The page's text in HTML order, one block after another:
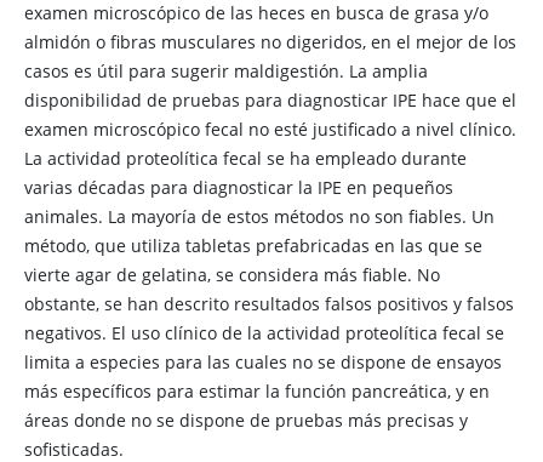
examen microscópico de las heces en busca de grasa y/o
almidón o fibras musculares no digeridos, en el mejor de los
casos es útil para sugerir maldigestión. La amplia
disponibilidad de pruebas para diagnosticar IPE hace que el
examen microscópico fecal no esté justificado a nivel clínico.
La actividad proteolítica fecal se ha empleado durante
varias décadas para diagnosticar la IPE en pequeños
animales. La mayoría de estos métodos no son fiables. Un
método, que utiliza tabletas prefabricadas en las que se
vierte agar de gelatina, se considera más fiable. No
obstante, se han descrito resultados falsos positivos y falsos
negativos. El uso clínico de la actividad proteolítica fecal se
limita a especies para las cuales no se dispone de ensayos
más específicos para estimar la función pancreática, y en
áreas donde no se dispone de pruebas más precisas y
sofisticadas.